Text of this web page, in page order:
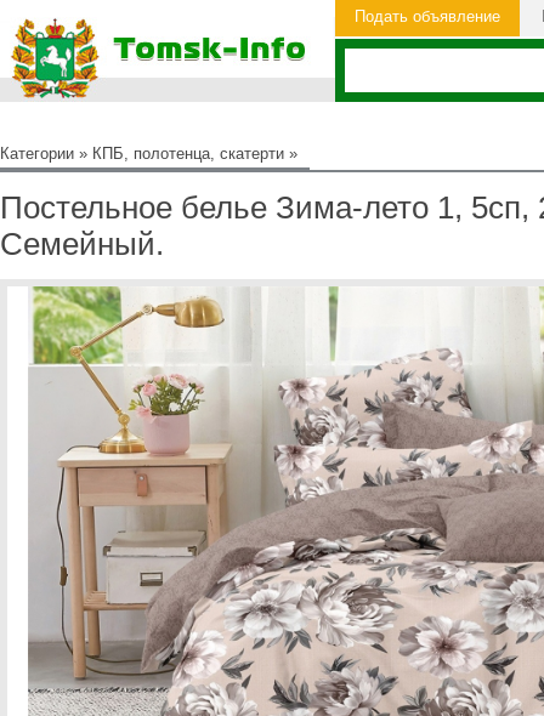
Подать объявление
Категории » КПБ, полотенца, скатерти »
Постельное белье Зима-лето 1, 5сп,
Семейный.